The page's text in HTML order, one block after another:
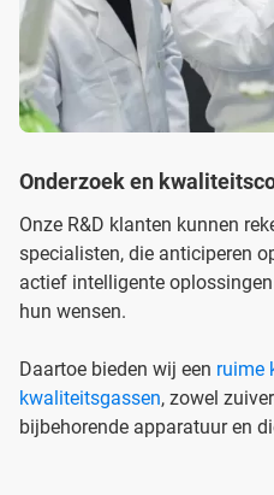
Onderzoek en
Onze R&D klanten kunnen
specialisten, die anticiperen
actief intelligente
hun wensen.
Daartoe bieden wij een ruime
kwaliteitsgassen, zowel
bijbehorende apparatuur en